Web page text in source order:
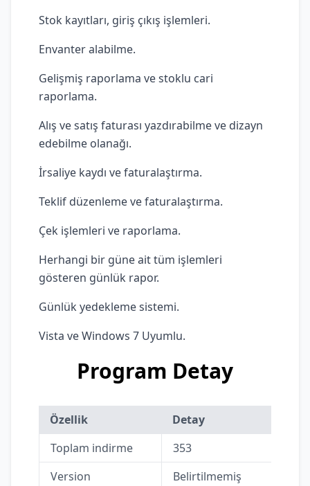
Stok kayıtları, giriş çıkış işlemleri.
Envanter alabilme.
Gelişmiş raporlama ve stoklu cari
raporlama.
Alış ve satış faturası yazdırabilme ve dizayn
edebilme olanağı.
İrsaliye kaydı ve faturalaştırma.
Teklif düzenleme ve faturalaştırma.
Çek işlemleri ve raporlama.
Herhangi bir güne ait tüm işlemleri
gösteren günlük rapor.
Günlük yedekleme sistemi.
Vista ve Windows 7 Uyumlu.
Program Detay
Özellik
Detay
Toplam indirme
353
Version
Belirtilmemiş